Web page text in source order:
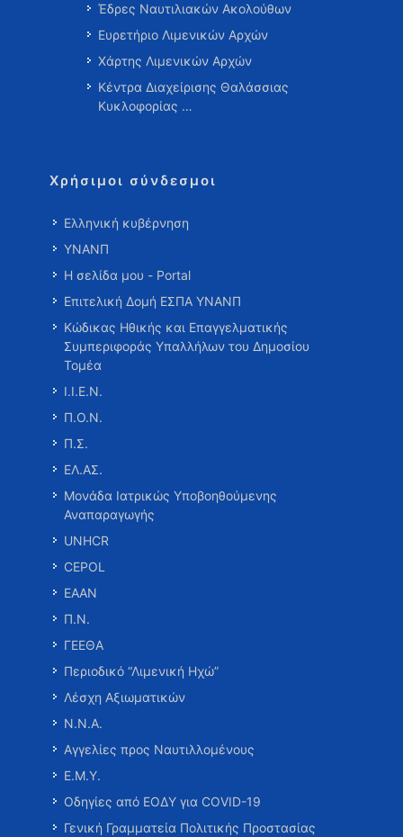
Έδρες Ναυτιλιακών Ακολούθων
Ευρετήριο Λιμενικών Αρχών
Χάρτης Λιμενικών Αρχών
Κέντρα Διαχείρισης Θαλάσσιας
Κυκλοφορίας …
Χρήσιμοι σύνδεσμοι
Ελληνική κυβέρνηση
ΥΝΑΝΠ
Η σελίδα μου - Portal
Επιτελική Δομή ΕΣΠΑ ΥΝΑΝΠ
Κώδικας Ηθικής και Επαγγελματικής
Συμπεριφοράς Υπαλλήλων του Δημοσίου
Τομέα
Ι.Ι.Ε.Ν.
Π.Ο.Ν.
Π.Σ.
ΕΛ.ΑΣ.
Μονάδα Ιατρικώς Υποβοηθούμενης
Αναπαραγωγής
UNHCR
CEPOL
ΕΑΑΝ
Π.Ν.
ΓΕΕΘΑ
Περιοδικό “Λιμενική Ηχώ”
Λέσχη Αξιωματικών
Ν.Ν.Α.
Αγγελίες προς Ναυτιλλομένους
Ε.Μ.Υ.
Οδηγίες από ΕΟΔΥ για COVID-19
Γενική Γραμματεία Πολιτικής Προστασίας